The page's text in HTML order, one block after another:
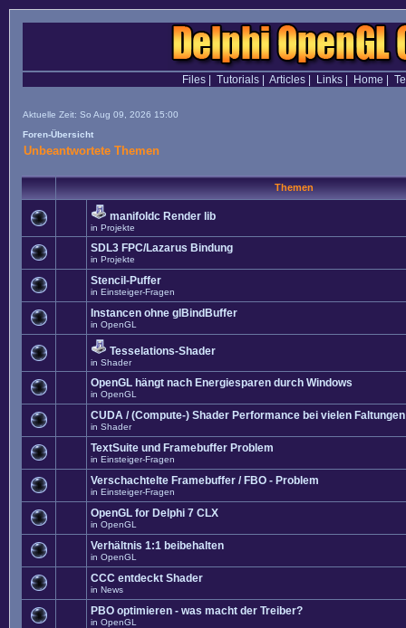
Files| Tutorials| Articles| Links| Home
Aktuelle Zeit: So Aug 09, 2026 15:00
Foren-Übersicht
Unbeantwortete Themen
Themen
manifoldc Render lib
in Projekte
SDL3 FPC/Lazarus Bindung
in Projekte
Stencil-Puffer
in Einsteiger-Fragen
Instancen ohne glBindBuffer
in OpenGL
Tesselations-Shader
in Shader
OpenGL hängt nach Energiesparen durch Windows
in OpenGL
CUDA / (Compute-) Shader Performance bei vielen Faltungen
in Shader
TextSuite und Framebuffer Problem
in Einsteiger-Fragen
Verschachtelte Framebuffer / FBO - Problem
in Einsteiger-Fragen
OpenGL for Delphi 7 CLX
in OpenGL
Verhältnis 1:1 beibehalten
in OpenGL
CCC entdeckt Shader
in News
PBO optimieren - was macht der Treiber?
in OpenGL